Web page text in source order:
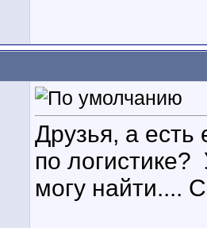
Друзья, а
по логистике?
могу найти....